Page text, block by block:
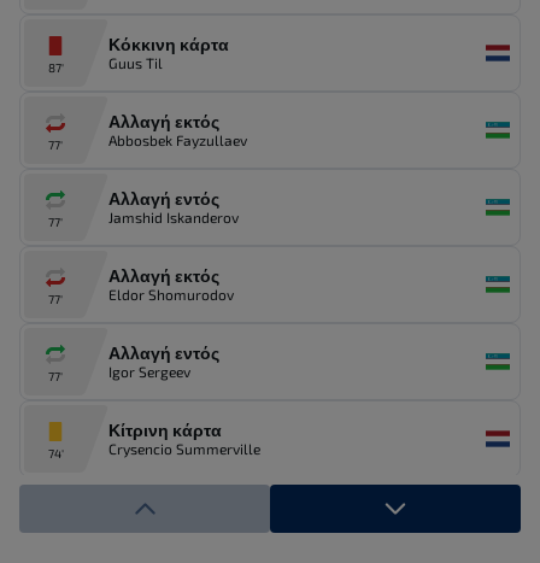
87'
Κόκκινη κάρτα
Guus Til
77'
Αλλαγή εκτός
Abbosbek Fayzullaev
77'
Αλλαγή εντός
Jamshid Iskanderov
77'
Αλλαγή εκτός
Eldor Shomurodov
77'
Αλλαγή εντός
Igor Sergeev
74'
Κίτρινη κάρτα
Crysencio Summerville
72'
Αλλαγή εκτός